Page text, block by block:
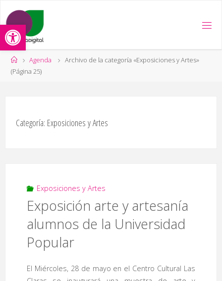
Abrir barra de herramientas
contenido
Página
de
Agenda
Archivo de la categoría «Exposiciones y Artes»
(Página 25)
Categoría: Exposiciones y Artes
Exposiciones y Artes
Exposición arte y artesanía
alumnos de la Universidad
Popular
El Miércoles, 28 de mayo en el Centro Cultural Las